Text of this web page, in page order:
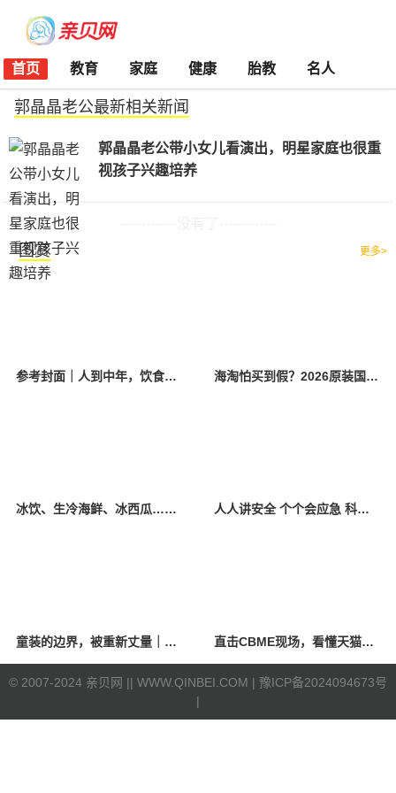
首页 教育 家庭 健康 胎教 名人
郭晶晶老公最新相关新闻
郭晶晶老公带小女儿看演出，明星家庭也很重
视孩子兴趣培养
图赏 更多>
参考封面｜人到中年，饮食该如何调整？ 海淘怕买到假？2026原装国产羊奶粉靠谱的正规品牌有哪些？
冰饮、生冷海鲜、冰西瓜……泉州人夏季“标配”饮食极易引发胃肠炎 人人讲安全 个个会应急 科学应对防震避险
童装的边界，被重新丈量｜2026中国国际时装周·童话小镇圆满收官 直击CBME现场，看懂天猫母婴“造牌”逻辑
© 2007-2024 亲贝网 || WWW.QINBEI.COM | 豫ICP备2024094673号
|